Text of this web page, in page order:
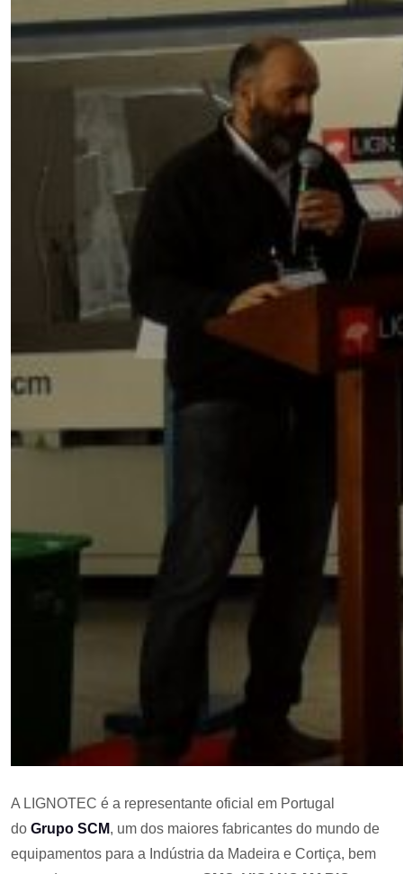
A LIGNOTEC é a representante oficial em Portugal
do Grupo SCM, um dos maiores fabricantes do mundo de
equipamentos para a Indústria da Madeira e Cortiça, bem